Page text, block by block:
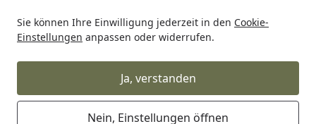
Sie können Ihre Einwilligung jederzeit in den Cookie-
Einstellungen anpassen oder widerrufen.
Ja, verstanden
Nein, Einstellungen öffnen
Startseite
Teich Teichbau Teichschläuche Spiralschlauch
Spiralschlauch schwarz 3/4", 10 m